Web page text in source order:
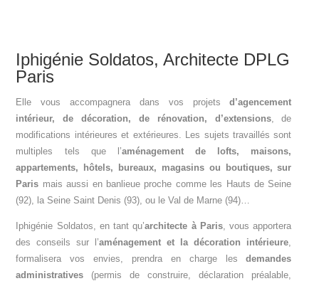
Iphigénie Soldatos, Architecte DPLG
Paris
Elle vous accompagnera dans vos projetsd’agencement
intérieur, de décoration, de rénovation, d’extensions, de
modifications intérieures et extérieures. Les sujets travaillés sont
multiples tels que l’aménagement de lofts, maisons,
appartements, hôtels, bureaux, magasins ou boutiques, sur
Paris mais aussi en banlieue proche comme les Hauts de Seine
(92), la Seine Saint Denis (93), ou le Val de Marne (94)…
Iphigénie Soldatos, en tant qu’architecte à Paris, vous apportera
des conseils sur l’aménagement et la décoration intérieure
formalisera vos envies, prendra en charge lesdemandes
administratives (permis de construire, déclaration préalable,